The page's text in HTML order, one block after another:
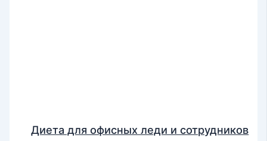
Диета для офисных леди и сотрудников